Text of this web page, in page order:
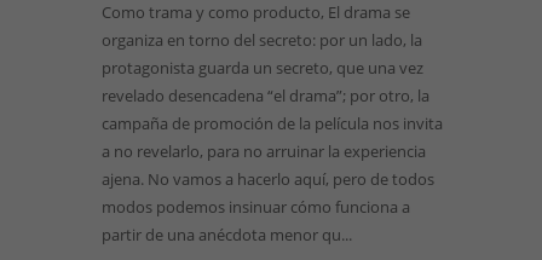
Como trama y como producto, El drama se
organiza en torno del secreto: por un lado, la
protagonista guarda un secreto, que una vez
revelado desencadena “el drama”; por otro, la
campaña de promoción de la película nos invita
a no revelarlo, para no arruinar la experiencia
ajena. No vamos a hacerlo aquí, pero de todos
modos podemos insinuar cómo funciona a
partir de una anécdota menor qu...